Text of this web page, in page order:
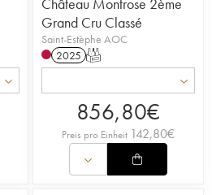
Château Montrose 2ème
Grand Cru Classé
Saint-Estèphe AOC
2025 T
856,80€
Preis pro Einheit 142,80€